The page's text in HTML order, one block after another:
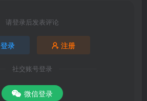
请登录后发表评论
登录 注册
社交账号登录
微信登录